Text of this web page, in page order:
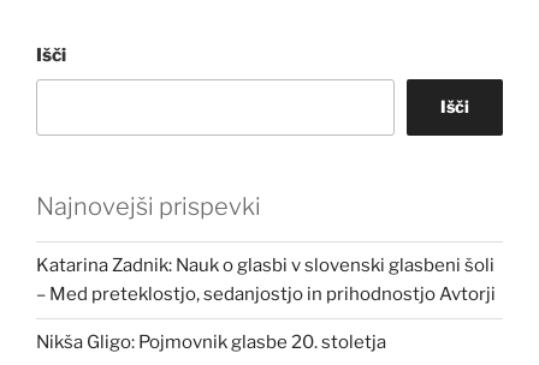
Išči
Išči
Najnovejši prispevki
Katarina Zadnik: Nauk o glasbi v slovenski glasbeni šoli
– Med preteklostjo, sedanjostjo in prihodnostjo Avtorji
Nikša Gligo: Pojmovnik glasbe 20. stoletja